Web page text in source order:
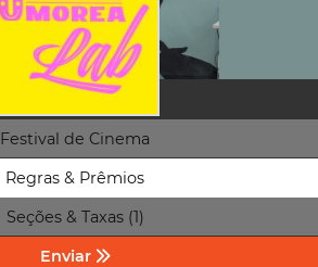
Festival de Cinema
Regras & Prêmios
Seções & Taxas (1)
Enviar